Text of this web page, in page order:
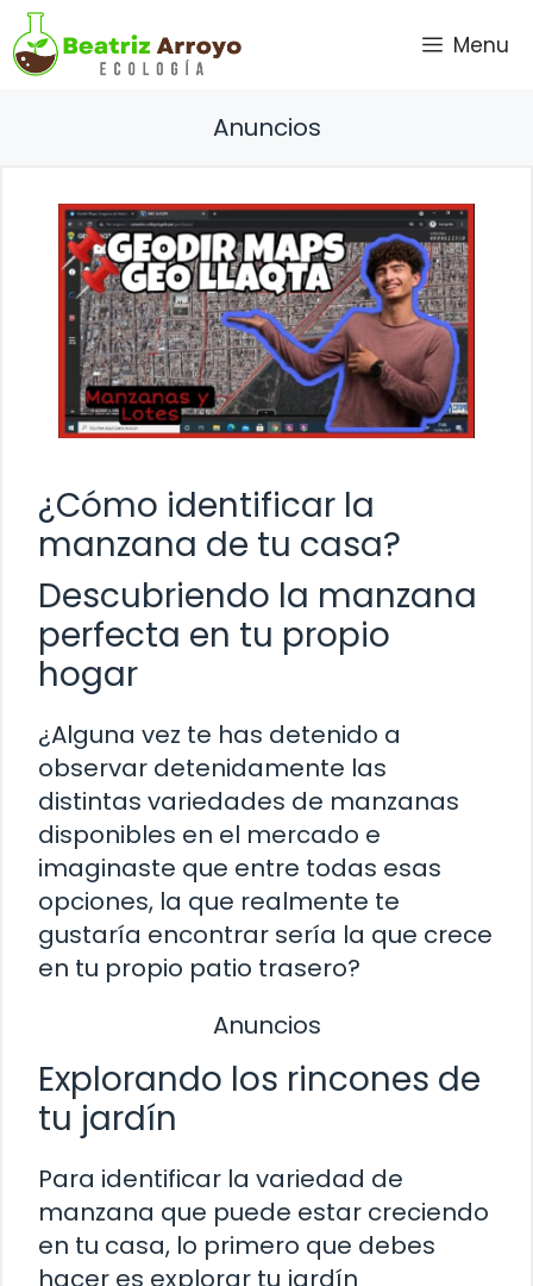
Saltar
al
contenido
Menu
Anuncios
¿Cómo identificar la
manzana de tu casa?
Descubriendo la manzana
perfecta en tu propio
hogar
¿Alguna vez te has detenido a
observar detenidamente las
distintas variedades de manzanas
disponibles en el mercado e
imaginaste que entre todas esas
opciones, la que realmente te
gustaría encontrar sería la que crece
en tu propio patio trasero?
Anuncios
Explorando los rincones de
tu jardín
Para identificar la variedad de
manzana que puede estar creciendo
en tu casa, lo primero que debes
hacer es explorar tu jardín